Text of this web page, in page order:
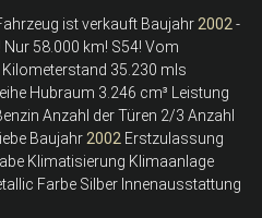
ist verkauft Baujahr2002-
58.000 km! S54! Vom
35.230 mls
Hubraum 3.246 cm³ Leistung
Anzahl der Türen 2/3 Anzahl
Baujahr2002 Erstzulassung
Klimatisierung Klimaanlage
Farbe Silber Innenausstattung